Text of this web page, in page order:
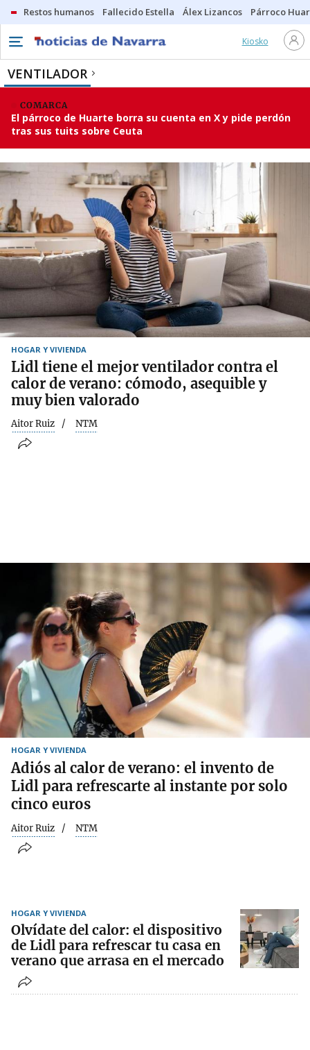
Restos humanos Fallecido Estella Álex Lizancos Párroco
Kiosko
VENTILADOR
COMARCA
El párroco de Huarte borra su cuenta en X y pide perdón
tras sus tuits sobre Ceuta
HOGAR Y VIVIENDA
Lidl tiene el mejor ventilador contra el
calor de verano: cómodo, asequible y
muy bien valorado
Aitor Ruiz NTM
HOGAR Y VIVIENDA
Adiós al calor de verano: el invento de
Lidl para refrescarte al instante por solo
cinco euros
Aitor Ruiz NTM
HOGAR Y VIVIENDA
Olvídate del calor: el dispositivo
de Lidl para refrescar tu casa en
verano que arrasa en el mercado